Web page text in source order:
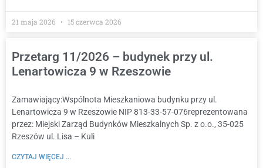
21 maja 2026 15 czerwca 2026
Przetarg 11/2026 – budynek przy ul.
Lenartowicza 9 w Rzeszowie
Zamawiający:Wspólnota Mieszkaniowa budynku przy ul.
Lenartowicza 9 w Rzeszowie NIP 813-33-57-076reprezentowana
przez: Miejski Zarząd Budynków Mieszkalnych Sp. z o.o., 35-025
Rzeszów ul. Lisa – Kuli
CZYTAJ WIĘCEJ ...